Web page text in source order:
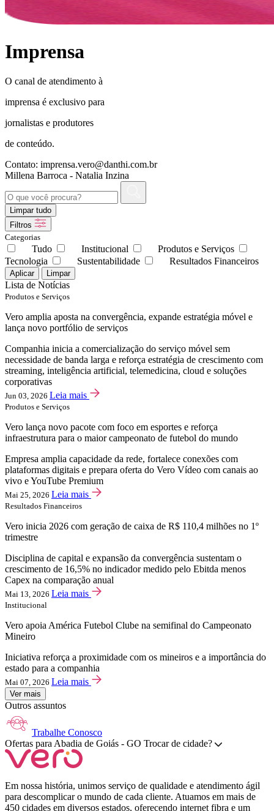
Imprensa
O canal de atendimento à
imprensa é exclusivo para
jornalistas e produtores
de conteúdo.
Contato: imprensa.vero@danthi.com.br
Millena Barroca - Natalia Inzina
Limpar tudo
Filtros
Categorias
Tudo Institucional
Produtos e Serviços
Tecnologia
Sustentabilidade Resultados Financeiros
Aplicar Limpar
Lista de Notícias
Produtos e Serviços
Vero amplia aposta na convergência, expande estratégia móvel e
lança novo portfólio de serviços
Companhia inicia a comercialização do serviço móvel sem
necessidade de banda larga e reforça estratégia de crescimento com
streaming, inteligência artificial, telemedicina, cloud e soluções
corporativas
Jun 03, 2026 Leia mais
Produtos e Serviços
Vero lança novo pacote com foco em esportes e reforça
infraestrutura para o maior campeonato de futebol do mundo
Empresa amplia capacidade da rede, fortalece conexões com
plataformas digitais e prepara oferta do Vero Vídeo com canais ao
vivo e YouTube Premium
Mai 25, 2026 Leia mais
Resultados Financeiros
Vero inicia 2026 com geração de caixa de R$ 110,4 milhões no 1º
trimestre
Disciplina de capital e expansão da convergência sustentam o
crescimento de 16,5% no indicador medido pelo Ebitda menos
Capex na comparação anual
Mai 13, 2026 Leia mais
Institucional
Vero apoia América Futebol Clube na semifinal do Campeonato
Mineiro
Iniciativa reforça a proximidade com os mineiros e a importância do
estado para a companhia
Mai 07, 2026 Leia mais
Ver mais
Outros assuntos
Trabalhe Conosco
Ofertas para Abadia de Goiás - GO Trocar de cidade?
Em nossa história, unimos serviço de qualidade e atendimento ágil
para descomplicar o mundo de cada cliente. Atuamos em mais de
450 cidades em diversos estados, oferecendo internet fibra e um